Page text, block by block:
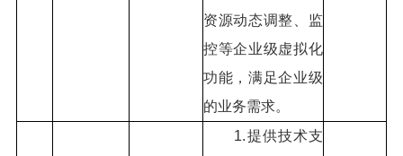
资源动态调整、监
控等企业级虚拟化
功能，满足企业级
的业务需求。
1.提供技术支